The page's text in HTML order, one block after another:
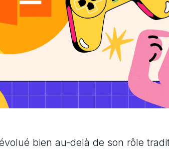
bien au-delà de son rôle